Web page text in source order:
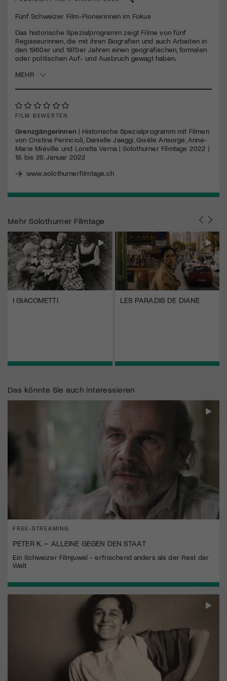
Fünf Schweizer Film-Pionierinnen im Fokus
Das historische Spezialprogramm zeigt Filme von fünf
Regisseurinnen, die mit ihren Biografien und auch Arbeiten in
den 1960er und 1970er Jahren einen geografischen, formalen
oder politischen Auf- und Ausbruch gewagt haben.
MEHR
FILM BEWERTEN
Grenzgängerinnen | Historische Spezialprogramm mit Filmen
von Cristina Perincioli, Danielle Jaeggi, Gisèle Ansorge, Anne-
Marie Miéville und Loretta Verna | Solothurner Filmtage 2022 |
19. bis 26. Januar 2022
www.solothurnerfilmtage.ch
MehrSolothurner Filmtage
I GIACOMETTI LES PARADIS DE DIANE
Das könnte Sie auch interessieren
FREE-STREAMING
PETER K. – ALLEINE GEGEN DEN STAAT
Ein Schweizer Filmjuwel - erfrischend anders als der Rest der
Welt